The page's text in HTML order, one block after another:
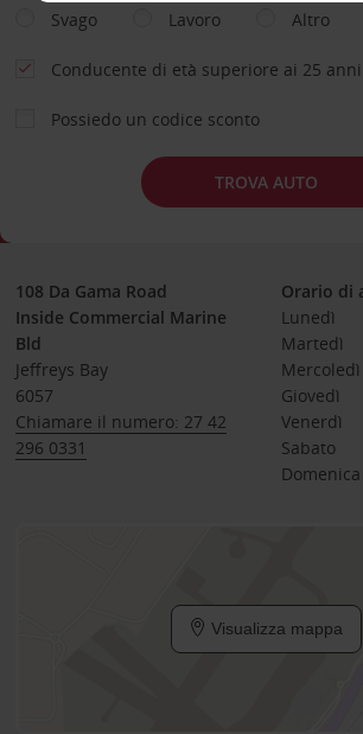
Svago
Lavoro Altro
Conducente di età superiore ai 25 anni
Possiedo un codice sconto
TROVA AUTO
108 Da Gama Road
Inside Commercial Marine
Bld
Jeffreys Bay
6057
Chiamare il numero: 27 42
296 0331
Orario di
Lunedì
Martedì
Mercoledì
Giovedì
Venerdì
Sabato
Domenica
Visualizza mappa